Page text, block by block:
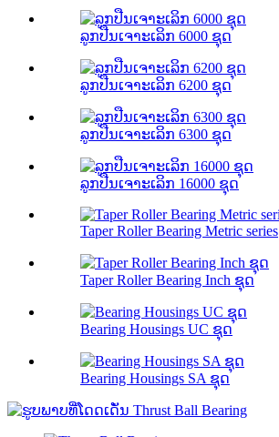
ລູກປືນເຈາະເລິກ 6000 ຊຸດ
ລູກປືນເຈາະເລິກ 6200 ຊຸດ
ລູກປືນເຈາະເລິກ 6300 ຊຸດ
ລູກປືນເຈາະເລິກ 16000 ຊຸດ
Taper Roller Bearing Metric series
Taper Roller Bearing Inch ຊຸດ
Bearing Housings UC ຊຸດ
Bearing Housings SA ຊຸດ